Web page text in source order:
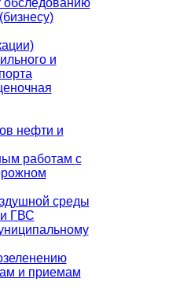
и
нефти и
работам с
среды
ГВС
и приемам